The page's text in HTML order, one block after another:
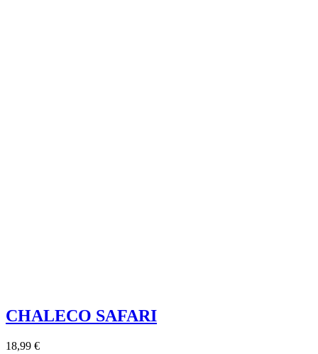
CHALECO SAFARI
18,99 €